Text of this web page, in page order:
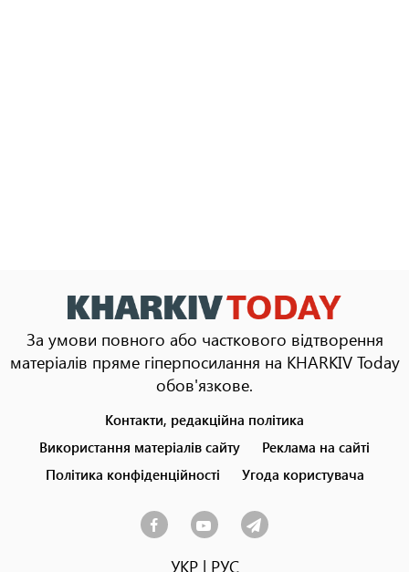
За умови повного або часткового відтворення
матеріалів пряме гіперпосилання на KHARKIV Today
обов'язкове.
menu
Контакти, редакційна політика
Використання матеріалів сайту
Реклама на сайті
Політика конфіденційності
Угода користувача
УКР| РУС